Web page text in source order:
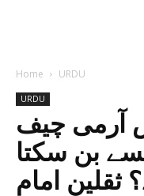
Home URDU
URDU
آرمی چیف
بن سکتا
ثقلین امام